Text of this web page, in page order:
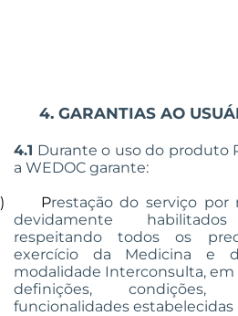
4. GARANTIAS AO
4.1 Durante o uso do produto
a WEDOC garante:
Prestação do serviço por
devidamente
respeitando todos os
exercício da Medicina e
modalidade Interconsulta, em
definições, condições,
funcionalidades estabelecidas